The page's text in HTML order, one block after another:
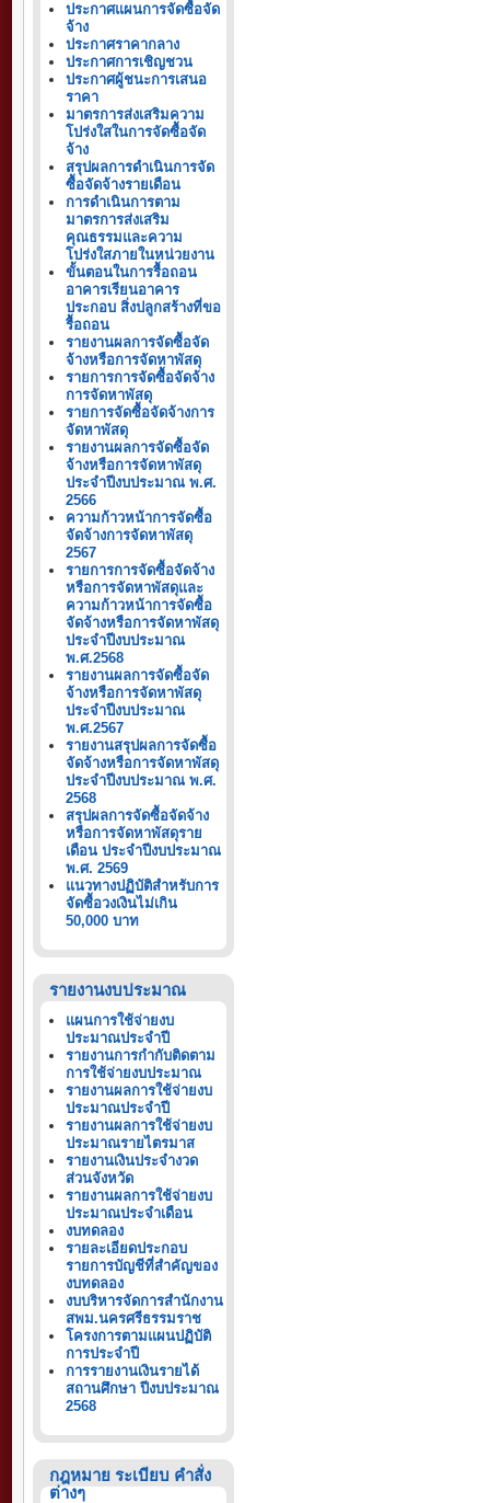
ประกาศแผนการจัดซื้อจัด
จ้าง
ประกาศราคากลาง
ประกาศการเชิญชวน
ประกาศผู้ชนะการเสนอ
ราคา
มาตรการส่งเสริมความ
โปร่งใสในการจัดซื้อจัด
จ้าง
สรุปผลการดำเนินการจัด
ซื้อจัดจ้างรายเดือน
การดำเนินการตาม
มาตรการส่งเสริม
คุณธรรมและความ
โปร่งใสภายในหน่วยงาน
ขั้นตอนในการรื้อถอน
อาคารเรียนอาคาร
ประกอบ สิ่งปลูกสร้างที่ขอ
รื้อถอน
รายงานผลการจัดซื้อจัด
จ้างหรือการจัดหาพัสดุ
รายการการจัดซื้อจัดจ้าง
การจัดหาพัสดุ
รายการจัดซื้อจัดจ้างการ
จัดหาพัสดุ
รายงานผลการจัดซื้อจัด
จ้างหรือการจัดหาพัสดุ
ประจำปีงบประมาณ พ.ศ.
2566
ความก้าวหน้าการจัดซื้อ
จัดจ้างการจัดหาพัสดุ
2567
รายการการจัดซื้อจัดจ้าง
หรือการจัดหาพัสดุและ
ความก้าวหน้าการจัดซื้อ
จัดจ้างหรือการจัดหาพัสดุ
ประจำปีงบประมาณ
พ.ศ.2568
รายงานผลการจัดซื้อจัด
จ้างหรือการจัดหาพัสดุ
ประจำปีงบประมาณ
พ.ศ.2567
รายงานสรุปผลการจัดซื้อ
จัดจ้างหรือการจัดหาพัสดุ
ประจำปีงบประมาณ พ.ศ.
2568
สรุปผลการจัดซื้อจัดจ้าง
หรือการจัดหาพัสดุราย
เดือน ประจำปีงบประมาณ
พ.ศ. 2569
แนวทางปฏิบัติสำหรับการ
จัดซื้อวงเงินไม่เกิน
50,000 บาท
รายงานงบประมาณ
แผนการใช้จ่ายงบ
ประมาณประจำปี
รายงานการกำกับติดตาม
การใช้จ่ายงบประมาณ
รายงานผลการใช้จ่ายงบ
ประมาณประจำปี
รายงานผลการใช้จ่ายงบ
ประมาณรายไตรมาส
รายงานเงินประจำงวด
ส่วนจังหวัด
รายงานผลการใช้จ่ายงบ
ประมาณประจำเดือน
งบทดลอง
รายละเอียดประกอบ
รายการบัญชีที่สำคัญของ
งบทดลอง
งบบริหารจัดการสำนักงาน
สพม.นครศรีธรรมราช
โครงการตามแผนปฏิบัติ
การประจำปี
การรายงานเงินรายได้
สถานศึกษา ปีงบประมาณ
2568
กฎหมาย ระเบียบ คำสั่ง
ต่างๆ